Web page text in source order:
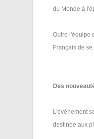
du Monde à
Outre l'équipe
Français de
Des
L'événement
destinée aux